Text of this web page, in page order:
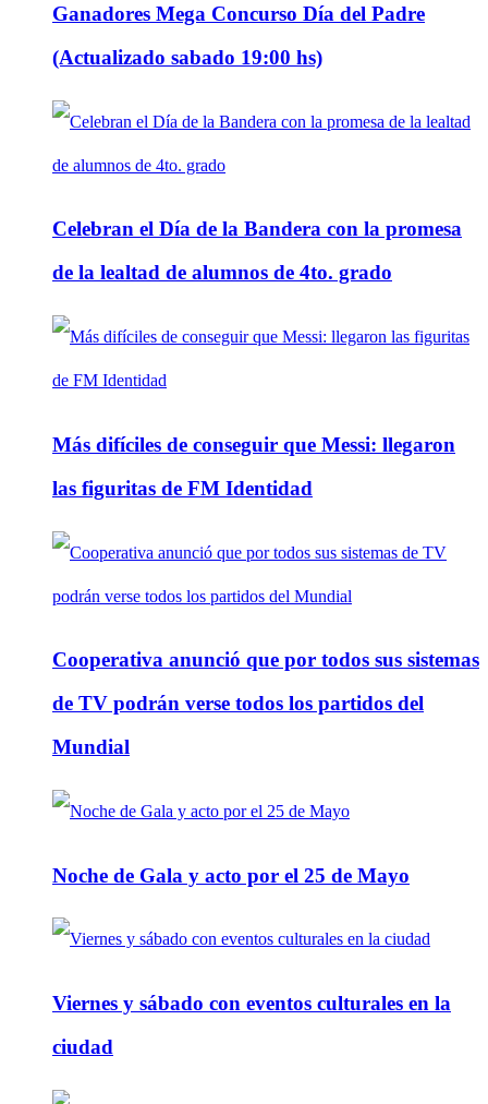
Ganadores Mega Concurso Día del Padre
(Actualizado sabado 19:00 hs)
Celebran el Día de la Bandera con la promesa
de la lealtad de alumnos de 4to. grado
Más difíciles de conseguir que Messi: llegaron
las figuritas de FM Identidad
Cooperativa anunció que por todos sus sistemas
de TV podrán verse todos los partidos del
Mundial
Noche de Gala y acto por el 25 de Mayo
Viernes y sábado con eventos culturales en la
ciudad